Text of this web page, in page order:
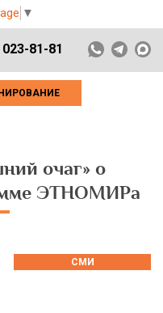
▼
81-81
очаг» о
ЭТНОМИРа
СМИ